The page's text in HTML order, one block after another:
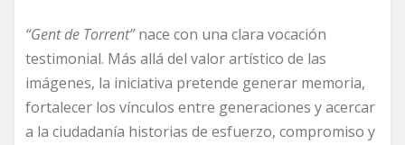
“Gent de Torrent”nace con una clara vocación
testimonial. Más allá del valor artístico de las
imágenes, la iniciativa pretende generar memoria,
fortalecer los vínculos entre generaciones y acercar
a la ciudadanía historias de esfuerzo, compromiso y